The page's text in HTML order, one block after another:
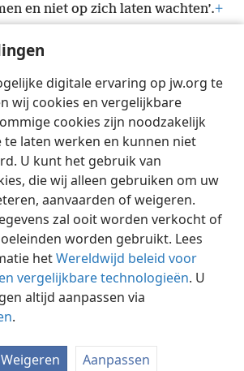
digitale ervaring op jw.org te
wij cookies en vergelijkbare
cookies zijn noodzakelijk
te laten werken en kunnen niet
U kunt het gebruik van
die wij alleen gebruiken om uw
aanvaarden of weigeren.
zal ooit worden verkocht of
worden gebruikt. Lees
hetWereldwijd beleid voor
vergelijkbare technologieën. U
altijd aanpassen via
.
Weigeren Aanpassen
en niet op zich laten wachten’.+
heb ik
wordt,
maar bij het soort
daardoor in leven blijft.
Delen Instellingen
Tower Bible and Tract Society of Pennsylvania
Privacybeleid
Privacyinstellingen
JW.ORG
Inloggen